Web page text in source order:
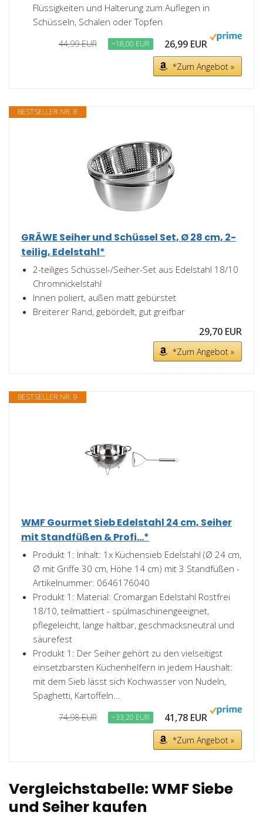
Flüssigkeiten und Halterung zum Auflegen in
Schüsseln, Schalen oder Töpfen
44,99 EUR −18,00 EUR 26,99 EUR
*Zum Angebot »
BESTSELLER NR. 8
GRÄWE Seiher und Schüssel Set, Ø 28 cm, 2-
teilig, Edelstahl*
2-teiliges Schüssel-/Seiher-Set aus Edelstahl 18/10
Chromnickelstahl
Innen poliert, außen matt gebürstet
Breiterer Rand, gebördelt, gut greifbar
29,70 EUR
*Zum Angebot »
BESTSELLER NR. 9
WMF Gourmet Sieb Edelstahl 24 cm, Seiher
mit Standfüßen & Profi...*
Produkt 1: Inhalt: 1x Küchensieb Edelstahl (Ø 24 cm,
Ø mit Griffe 30 cm, Höhe 14 cm) mit 3 Standfüßen -
Artikelnummer: 0646176040
Produkt 1: Material: Cromargan Edelstahl Rostfrei
18/10, teilmattiert - spülmaschinengeeignet,
pflegeleicht, lange haltbar, geschmacksneutral und
säurefest
Produkt 1: Der Seiher gehört zu den vielseitigst
einsetzbarsten Küchenhelfern in jedem Haushalt:
mit dem Sieb lässt sich Kochwasser von Nudeln,
Spaghetti, Kartoffeln...
74,98 EUR −33,20 EUR 41,78 EUR
*Zum Angebot »
Vergleichstabelle: WMF Siebe
und Seiher kaufen